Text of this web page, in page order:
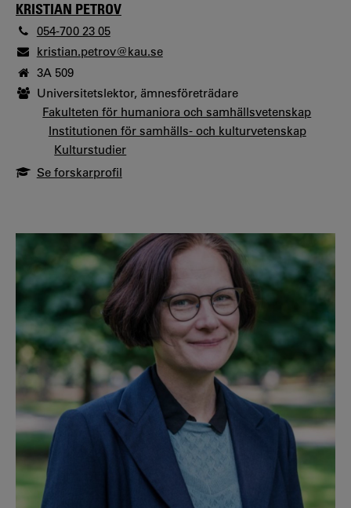
KRISTIAN PETROV
054-700 23 05
kristian.petrov@kau.se
3A 509
Universitetslektor, ämnesföreträdare
Fakulteten för humaniora och samhällsvetenskap
Institutionen för samhälls- och kulturvetenskap
Kulturstudier
Se forskarprofil